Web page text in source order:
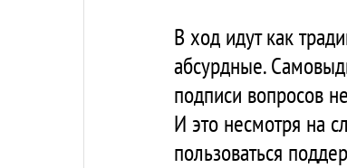
В ход идут как
абсурдные.
подписи вопросов
И это несмотря на
пользоваться